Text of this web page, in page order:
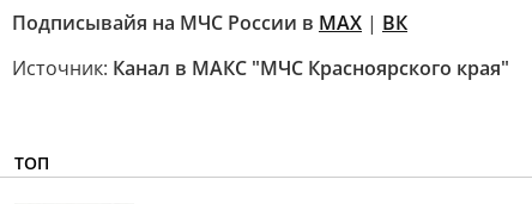
Подписывайя на МЧС России в МАХ | ВК
Источник: Канал в МАКС "МЧС Красноярского края"
ТОП